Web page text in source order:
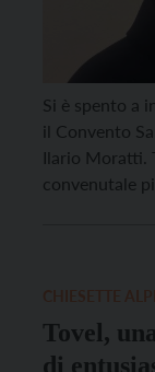
Si è spento a
il Convento
Ilario Moratti.
convenutale
Tovel,
di